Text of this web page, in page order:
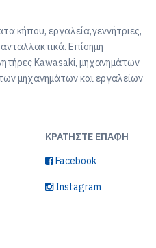
κήπου, εργαλεία,γεννήτριες,
Επίσημη
Kawasaki, μηχανημάτων
μηχανημάτων και εργαλείων
ΚΡΑΤΉΣΤΕ ΕΠΑΦΉ
Facebook
Instagram